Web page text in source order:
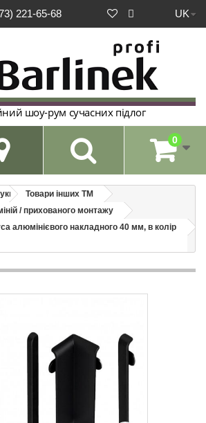
UK
221-65-68
шоу-рум сучасних підлог
0
Товари інших ТМ
/ прихованого монтажу
алюмінієвого накладного 40 мм, в колір